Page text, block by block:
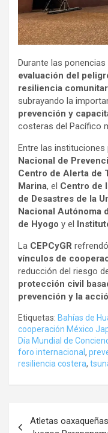
Durante las
evaluación del
resiliencia
subrayando la
prevención y
costeras del Pacífico
Entre las
Nacional de
Centro de Alerta de
Marina, el Centro de
de Desastres de la
Nacional Autónoma
de Hyogo y el
La CEPCyGR
vínculos de
reducción del riesgo
protección civil
prevención y la
Etiquetas: Bahías de
cooperación México
Día Mundial de
foro internacional,
resiliencia costera,
Atletas